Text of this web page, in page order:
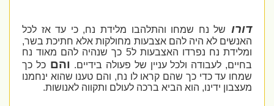
דורו של נח שמחו והתלהבו מלידת נח, כי עד אז לכל
האנשים לא היה להם אצבעות מחולקות אלא חתיכת בשר,
ומלידת נח נפרדו האצבעות ל5 כך שנהיה להם מאוד נח
בחיים, לעבודה ולכל עניין של פעולה בידיים. והם כל כך
שמחו עד כדי כך שהם קראו לו נח, והם טענו שהוא ינחמנו
מעצבון ידינו, הוא הביא ברכה לעולם ותקווה לאנושות.